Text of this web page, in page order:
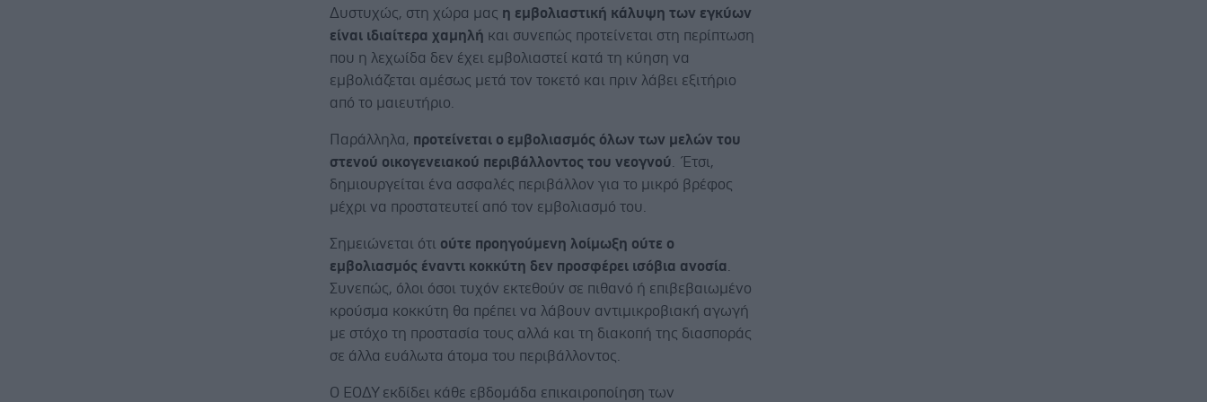
Δυστυχώς, στη χώρα μας η εμβολιαστική κάλυψη των εγκύων
είναι ιδιαίτερα χαμηλή και συνεπώς προτείνεται στη περίπτωση
που η λεχωίδα δεν έχει εμβολιαστεί κατά τη κύηση να
εμβολιάζεται αμέσως μετά τον τοκετό και πριν λάβει εξιτήριο
από το μαιευτήριο.
Παράλληλα, προτείνεται ο εμβολιασμός όλων των μελών του
στενού οικογενειακού περιβάλλοντος του νεογνού . Έτσι,
δημιουργείται ένα ασφαλές περιβάλλον για το μικρό βρέφος
μέχρι να προστατευτεί από τον εμβολιασμό του.
Σημειώνεται ότι ούτε προηγούμενη λοίμωξη ούτε ο
εμβολιασμός έναντι κοκκύτη δεν προσφέρει ισόβια ανοσία
Συνεπώς, όλοι όσοι τυχόν εκτεθούν σε πιθανό ή επιβεβαιωμένο
κρούσμα κοκκύτη θα πρέπει να λάβουν αντιμικροβιακή αγωγή
με στόχο τη προστασία τους αλλά και τη διακοπή της διασποράς
σε άλλα ευάλωτα άτομα του περιβάλλοντος.
Ο ΕΟΔΥ εκδίδει κάθε εβδομάδα επικαιροποίηση των